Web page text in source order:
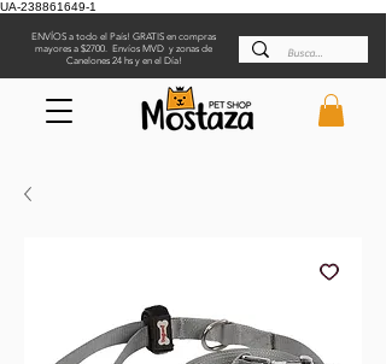
UA-238861649-1
ENVÍOS a todo el País! GRATIS en compras
mayores a $2700. Envíos MVD y zonas de
Canelones 24 hs y en el Día!